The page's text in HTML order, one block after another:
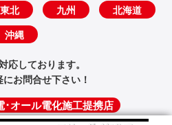
東北 九州 北海道
沖縄
応しております。
にお問合せ下さい！
･オール電化施工提携店